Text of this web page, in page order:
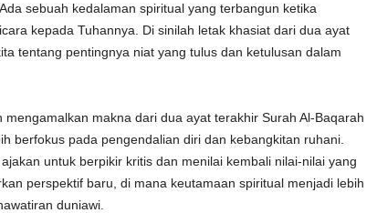
sebuah kedalaman spiritual yang terbangun ketika
kepada Tuhannya. Di sinilah letak khasiat dari dua ayat
tentang pentingnya niat yang tulus dan ketulusan dalam
makna dari dua ayat terakhir Surah Al-Baqarah
berfokus pada pengendalian diri dan kebangkitan ruhani.
untuk berpikir kritis dan menilai kembali nilai-nilai yang
perspektif baru, di mana keutamaan spiritual menjadi lebih
duniawi.